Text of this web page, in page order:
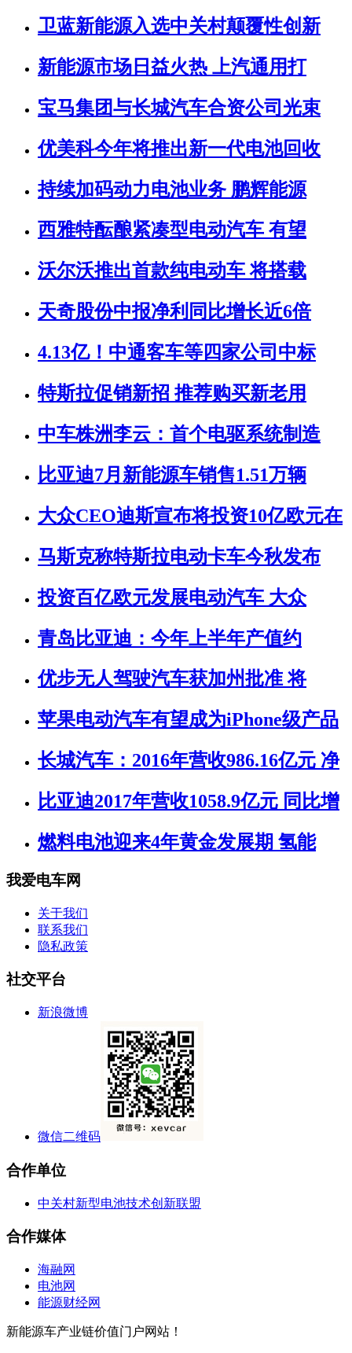
卫蓝新能源入选中关村颠覆性创新
新能源市场日益火热 上汽通用打
宝马集团与长城汽车合资公司光束
优美科今年将推出新一代电池回收
持续加码动力电池业务 鹏辉能源
西雅特酝酿紧凑型电动汽车 有望
沃尔沃推出首款纯电动车 将搭载
天奇股份中报净利同比增长近6倍
4.13亿！中通客车等四家公司中标
特斯拉促销新招 推荐购买新老用
中车株洲李云：首个电驱系统制造
比亚迪7月新能源车销售1.51万辆
大众CEO迪斯宣布将投资10亿欧元在
马斯克称特斯拉电动卡车今秋发布
投资百亿欧元发展电动汽车 大众
青岛比亚迪：今年上半年产值约
优步无人驾驶汽车获加州批准 将
苹果电动汽车有望成为iPhone级产品
长城汽车：2016年营收986.16亿元 净
比亚迪2017年营收1058.9亿元 同比增
燃料电池迎来4年黄金发展期 氢能
我爱电车网
关于我们
联系我们
隐私政策
社交平台
新浪微博
微信二维码
合作单位
中关村新型电池技术创新联盟
合作媒体
海融网
电池网
能源财经网
新能源车产业链价值门户网站！